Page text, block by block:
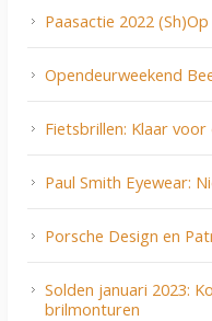
Paasactie 2022
Opendeurweekend
Fietsbrillen: Klaar voor
Paul Smith Eyewear:
Porsche Design en
Solden januari 2023:
brilmonturen